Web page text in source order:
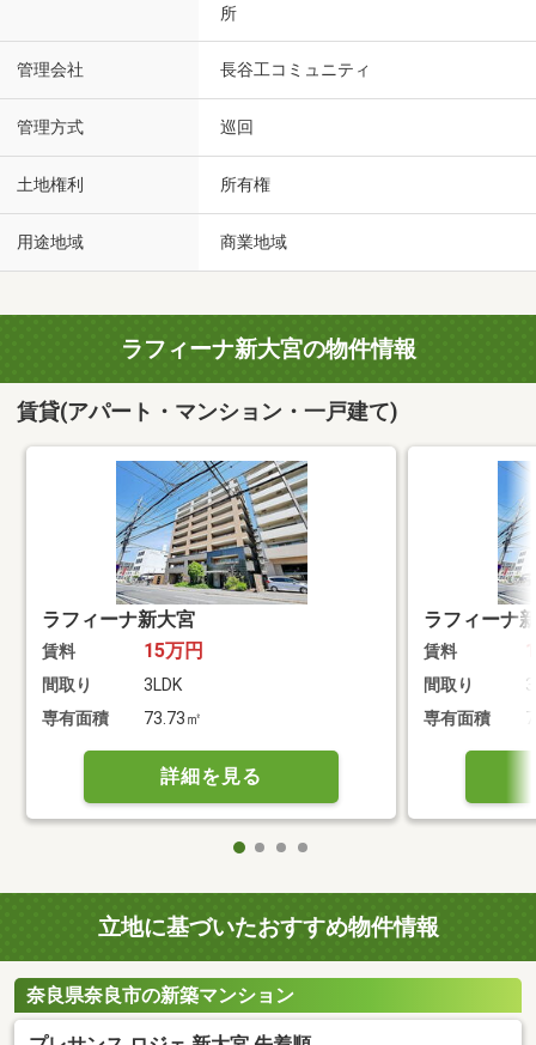
所
管理会社 長谷工コミュニティ
管理方式 巡回
土地権利 所有権
用途地域 商業地域
ラフィーナ新大宮の物件情報
賃貸(アパート・マンション・一戸建て)
ラフィーナ新大宮
賃料 15万円
間取り
3LDK
専有面積
73.73㎡
詳細を見る
ラフィーナ
賃料
間取り
専有面積
立地に基づいたおすすめ物件情報
奈良県奈良市の新築マンション